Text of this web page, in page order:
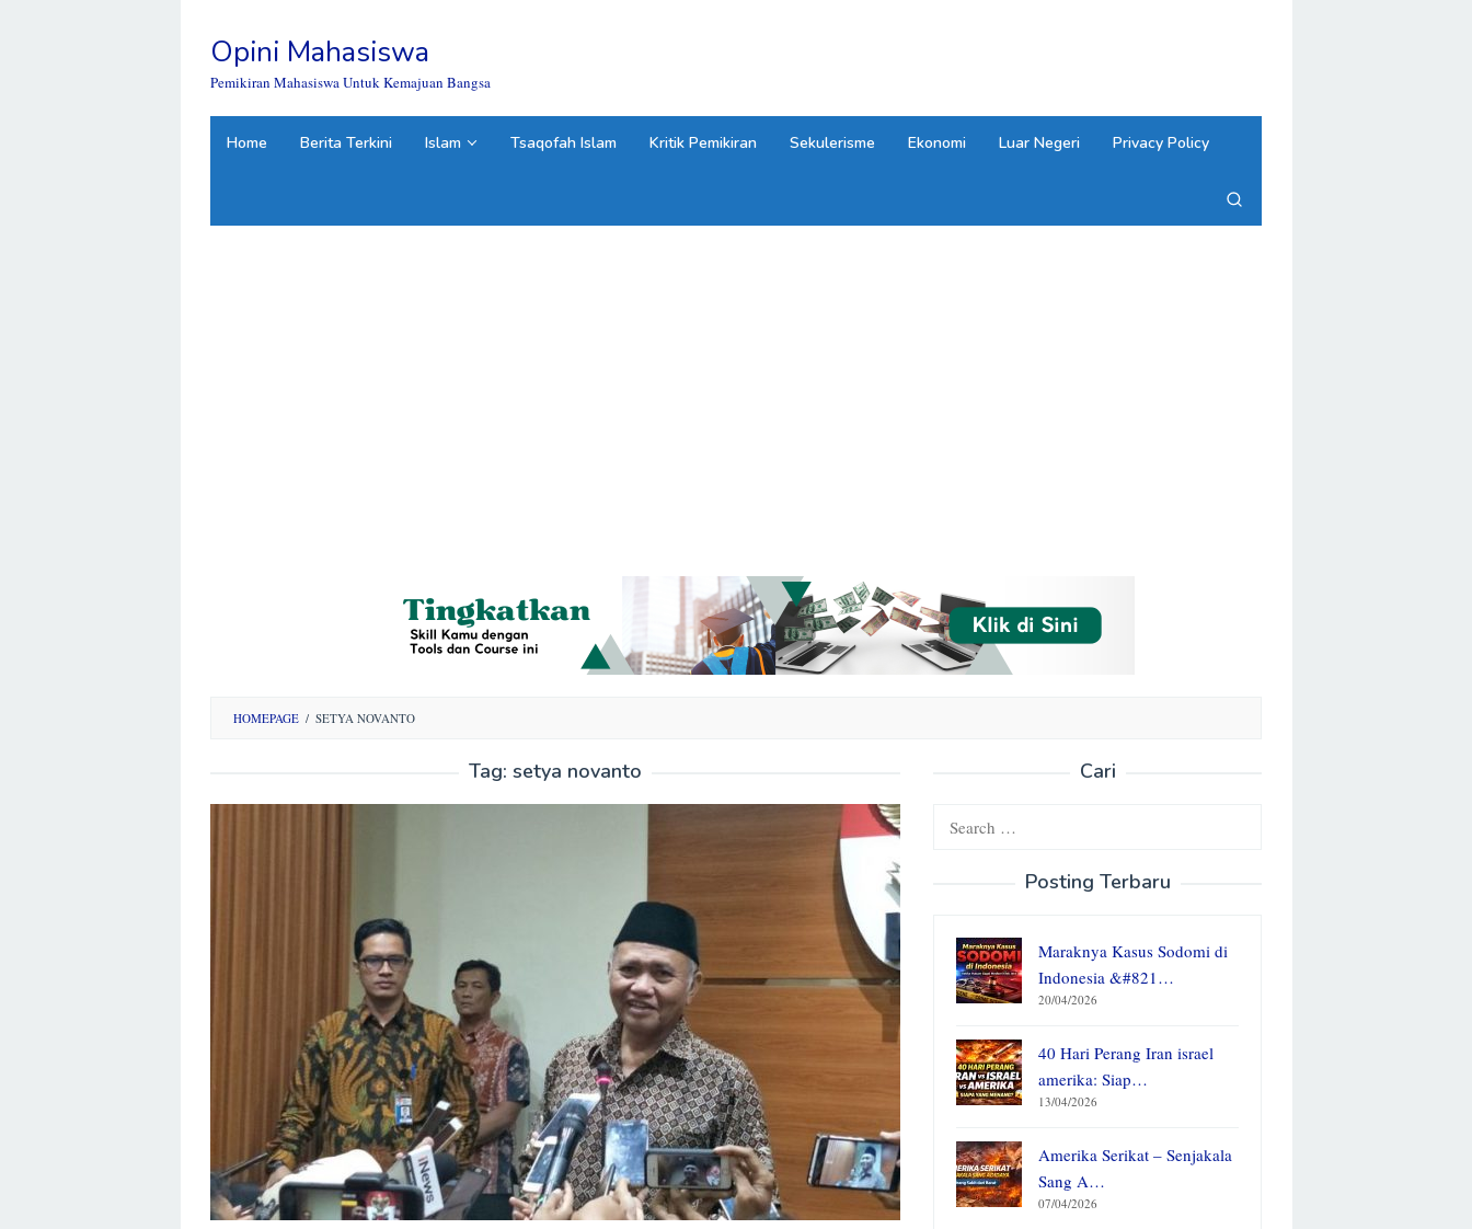
contentOpini Mahasiswa
Pemikiran Mahasiswa Untuk Kemajuan Bangsa
Home Berita Terkini Islam Tsaqofah Islam Kritik Pemikiran Sekulerisme Ekonomi Luar Negeri Privacy Policy
HOMEPAGE / SETYA NOVANTO
Tag: setya novanto Cari
Posting Terbaru
Maraknya Kasus Sodomi di
Indonesia &#821…
20/04/2026
40 Hari Perang Iran israel
amerika: Siap…
13/04/2026
Amerika Serikat – Senjakala
Sang A…
07/04/2026